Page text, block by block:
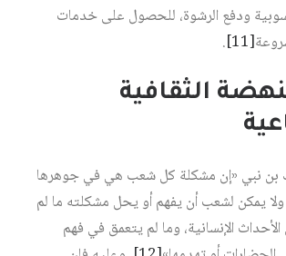
ودفع الرشوة، للحصول على خدمات
[11]
.
الثقافية
بن نبي «إن مشكلة كل شعب هي في جوهرها
يمكن لشعب أن يفهم أو يحل مشكلته ما لم
الإنسانية، وما لم يتعمق في فهم